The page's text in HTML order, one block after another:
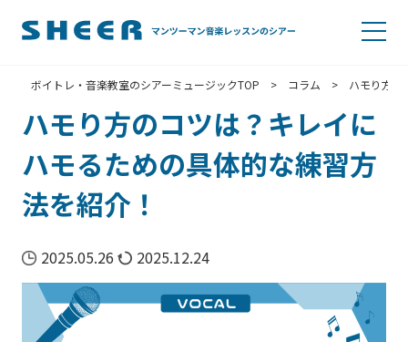
ボイトレ・音楽教室のシアーミュージックTOP > コラム > ハモり方の
ハモり方のコツは？キレイに
ハモるための具体的な練習方
法を紹介！
2025.05.26 2025.12.24